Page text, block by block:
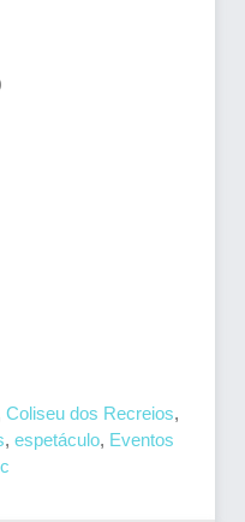
Coliseu dos Recreios,
, espetáculo, Eventos